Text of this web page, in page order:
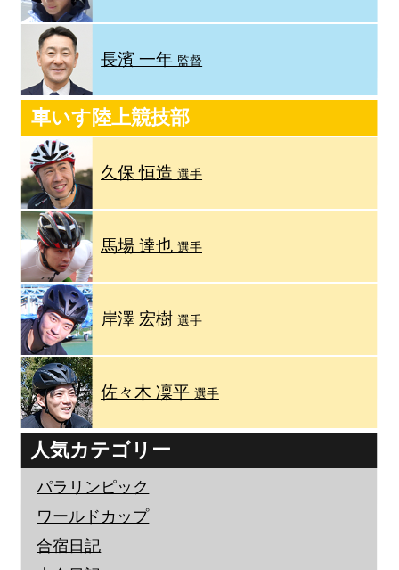
長濱 一年 監督
車いす陸上競技部
久保 恒造選手
馬場 達也選手
岸澤 宏樹 選手
佐々木 凜平 選手
人気カテゴリー
パラリンピック
ワールドカップ
合宿日記